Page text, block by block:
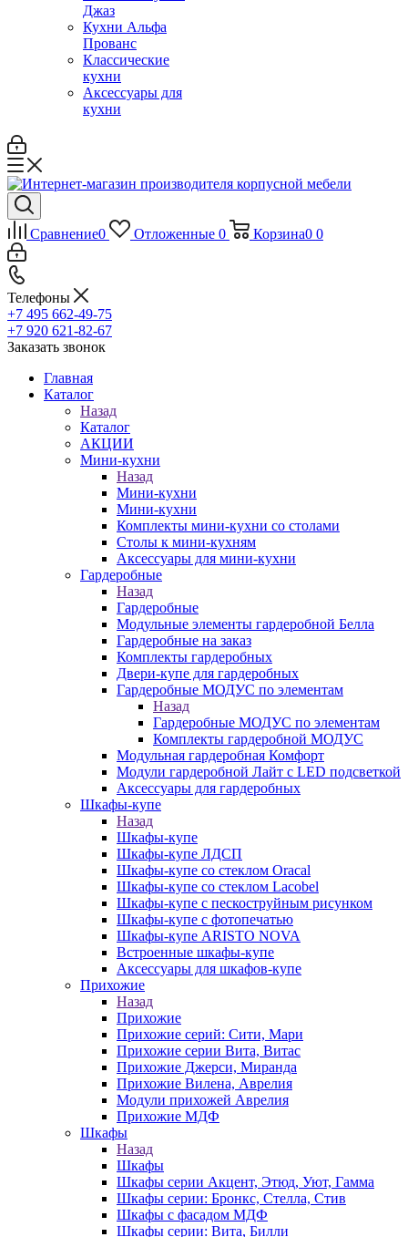
Джаз
Кухни Альфа
Прованс
Классические
кухни
Аксессуары для
кухни
Сравнение0 Отложенные 0 Корзина0 0
Телефоны
+7 495 662-49-75
+7 920 621-82-67
Заказать звонок
Главная
Каталог
Назад
Каталог
АКЦИИ
Мини-кухни
Назад
Мини-кухни
Мини-кухни
Комплекты мини-кухни со столами
Столы к мини-кухням
Аксессуары для мини-кухни
Гардеробные
Назад
Гардеробные
Модульные элементы гардеробной Белла
Гардеробные на заказ
Комплекты гардеробных
Двери-купе для гардеробных
Гардеробные МОДУС по элементам
Назад
Гардеробные МОДУС по элементам
Комплекты гардеробной МОДУС
Модульная гардеробная Комфорт
Модули гардеробной Лайт с LED подсветкой
Аксессуары для гардеробных
Шкафы-купе
Назад
Шкафы-купе
Шкафы-купе ЛДСП
Шкафы-купе со стеклом Oracal
Шкафы-купе со стеклом Lacobel
Шкафы-купе с пескоструйным рисунком
Шкафы-купе с фотопечатью
Шкафы-купе ARISTO NOVA
Встроенные шкафы-купе
Аксессуары для шкафов-купе
Прихожие
Назад
Прихожие
Прихожие серий: Сити, Мари
Прихожие серии Вита, Витас
Прихожие Джерси, Миранда
Прихожие Вилена, Аврелия
Модули прихожей Аврелия
Прихожие МДФ
Шкафы
Назад
Шкафы
Шкафы серии Акцент, Этюд, Уют, Гамма
Шкафы серии: Бронкс, Стелла, Стив
Шкафы с фасадом МДФ
Шкафы серии: Вита, Билли